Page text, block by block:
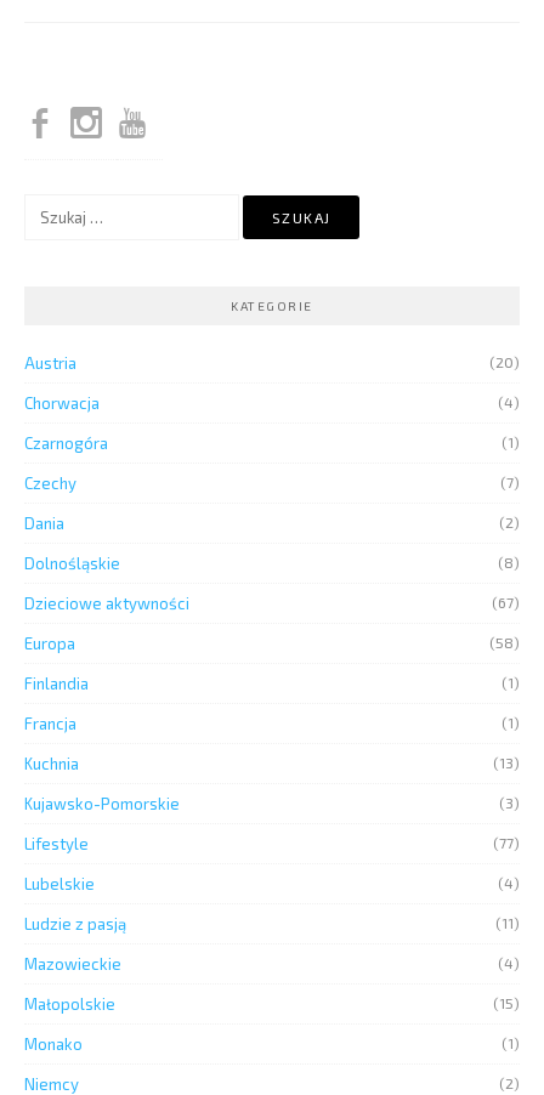
KATEGORIE
Austria (20)
Chorwacja (4)
Czarnogóra (1)
Czechy (7)
Dania (2)
Dolnośląskie (8)
Dzieciowe aktywności (67)
Europa (58)
Finlandia (1)
Francja (1)
Kuchnia (13)
Kujawsko-Pomorskie (3)
Lifestyle (77)
Lubelskie (4)
Ludzie z pasją (11)
Mazowieckie (4)
Małopolskie (15)
Monako (1)
Niemcy (2)